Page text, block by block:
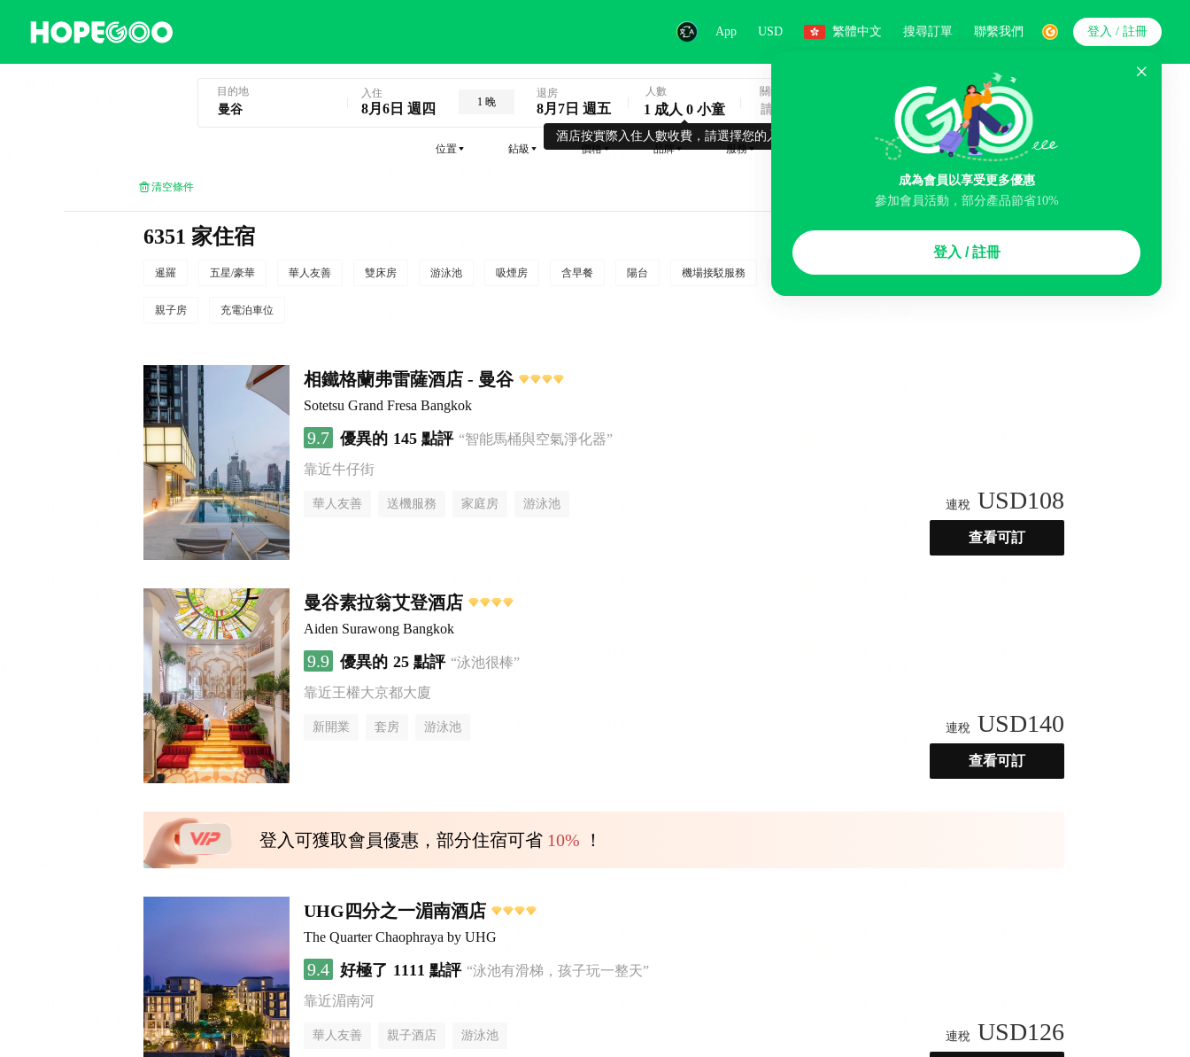
App USD 繁體中文 搜尋訂單 聯繫我們
成為會員以享受更多優惠
參加會員活動，部分產品節省10%
登入 / 註冊
登入 / 註冊
目的地 入住
8月6日 週四 1 晚
退房
8月7日 週五
酒店按實際入住人數收費，請選擇您的入住人數
人數
1 成人 0 小童
關鍵字
搜索
位置 鉆級 價格 品牌 服務
清空條件
6351 家住宿
暹羅 五星/豪華 華人友善 雙床房 游泳池 吸煙房 含早餐 陽台 機場接駁服務 吸煙區 免費取消 民宿 泊車場
親子房 充電泊車位
相鐵格蘭弗雷薩酒店 - 曼谷
Sotetsu Grand Fresa Bangkok
9.7 優異的 145 點評 “智能馬桶與空氣淨化器”
靠近牛仔街
華人友善 送機服務 家庭房 游泳池 連稅 USD108
查看可訂
曼谷素拉翁艾登酒店
Aiden Surawong Bangkok
9.9 優異的 25 點評 “泳池很棒”
靠近王權大京都大廈
新開業 套房 游泳池 連稅 USD140
查看可訂
登入可獲取會員優惠，部分住宿可省 10% ！
UHG四分之一湄南酒店
The Quarter Chaophraya by UHG
9.4 好極了 1111 點評 “泳池有滑梯，孩子玩一整天”
靠近湄南河
華人友善 親子酒店 游泳池 連稅 USD126